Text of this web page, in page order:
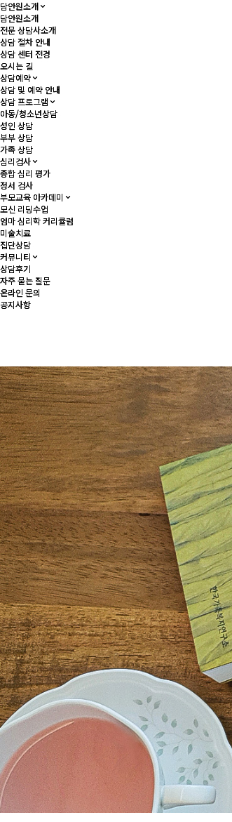
담안원소개
담안원소개
전문 상담사소개
상담 절차 안내
상담 센터 전경
오시는 길
상담예약
상담 및 예약 안내
상담 프로그램
아동/청소년상담
성인 상담
부부 상담
가족 상담
심리검사
종합 심리 평가
정서 검사
부모교육 아카데미
모신 리딩수업
엄마 심리학 커리큘럼
미술치료
집단상담
커뮤니티
상담후기
자주 묻는 질문
온라인 문의
공지사항
담안원소개
담안원소개
전문 상담사소개
상담 절차 안내
상담 센터 전경
오시는 길
상담예약
상담 및 예약 안내
상담 프로그램
아동/청소년상담
성인 상담
부부 상담
가족 상담
심리검사
종합 심리 평가
정서 검사
부모교육 아카데미
모신 리딩수업
엄마 심리학 커리큘럼
미술치료
집단상담
커뮤니티
상담후기
자주 묻는 질문
온라인 문의
공지사항